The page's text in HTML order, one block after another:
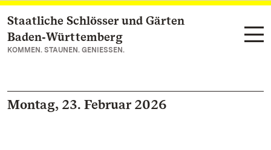
Zum Hauptinhalt springen
Staatliche Schlösser und Gärten
Baden‑Württemberg
KOMMEN. STAUNEN. GENIESSEN.
Montag, 23. Februar 2026